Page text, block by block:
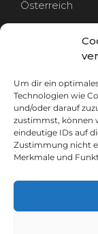
Um dir ein
Technologien wie
und/oder darauf
zustimmst, können
eindeutige IDs auf
Zustimmung nicht
Merkmale und
Österreich
IMPRESSUM